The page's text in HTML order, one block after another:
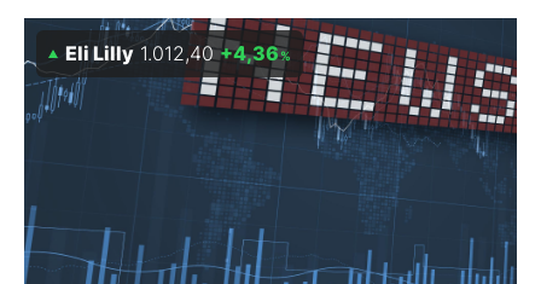
Finanz-Check
Abo & Shop
BO-Musterdepots
Mein B:O
Eli Lilly 1.012,40 +4,36%